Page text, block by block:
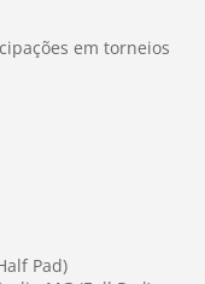
em torneios
Pad)